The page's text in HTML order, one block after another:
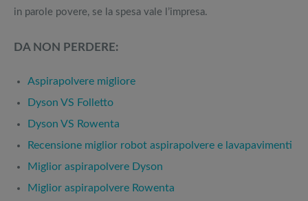
in parole povere, se la spesa vale l’impresa.
DA NON PERDERE:
Aspirapolvere migliore
Dyson VS Folletto
Dyson VS Rowenta
Recensione miglior robot aspirapolvere e lavapavimenti
Miglior aspirapolvere Dyson
Miglior aspirapolvere Rowenta